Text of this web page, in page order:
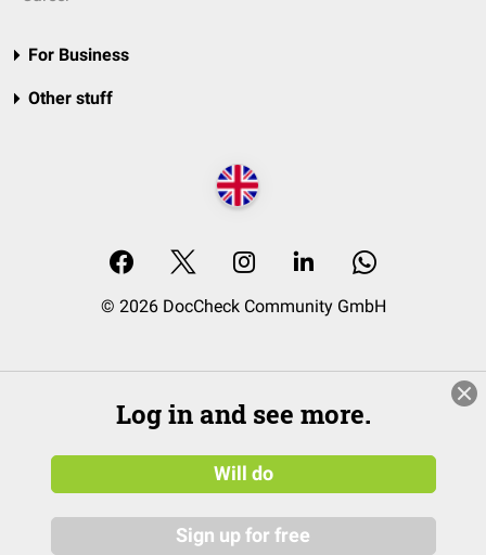
For Business
Other stuff
© 2026 DocCheck Community GmbH
Log in and see more.
Will do
Sign up for free